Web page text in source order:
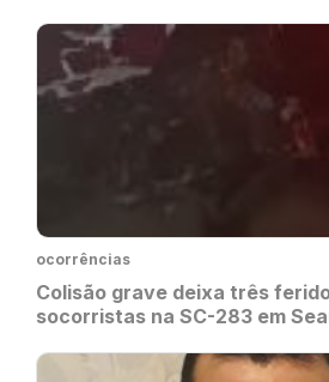
ocorrências
Colisão grave deixa três
socorristas na SC-283 em